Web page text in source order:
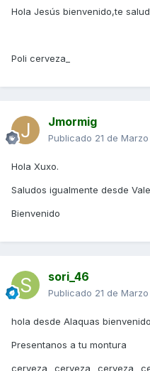
Hola Jesús bienvenido,te
Poli cerveza_
Jmormig
Publicado 21 de
Hola Xuxo.
Saludos igualmente desde
Bienvenido
sori_46
Publicado 21 de
hola desde Alaquas bienvenido
Presentanos a tu montura
cerveza_ cerveza_ cerveza_